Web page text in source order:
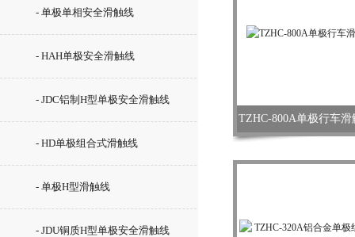
- 单极单相安全滑触线
- HAH单极安全滑触线
- JDC铝制H型单极安全滑触线
- HD单极组合式滑触线
- 单极H型滑触线
- JDU铜质H型单极安全滑触线
TZHC-800A单极行车